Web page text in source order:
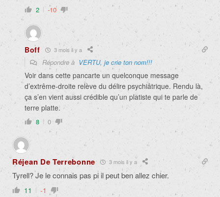
2 -10
Boff 3 mois il y a
Répondre à VERTU, je crie ton nom!!!
Voir dans cette pancarte un quelconque message
d’extrême-droite relève du délire psychiâtrique. Rendu là,
ça s’en vient aussi crédible qu’un platiste qui te parle de
terre platte.
8 0
Réjean De Terrebonne 3 mois il y a
Tyrell? Je le connais pas pi il peut ben allez chier.
11 -1